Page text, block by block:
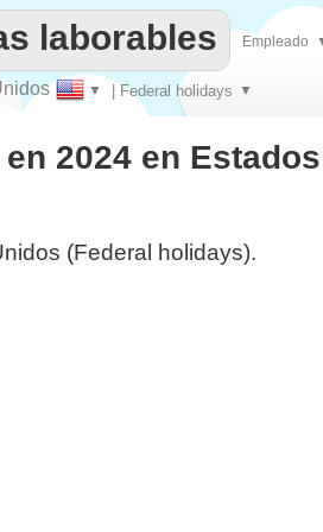
que
▼ | Federal holidays ▼
laborables Empleado
2024 en
(Federal holidays).